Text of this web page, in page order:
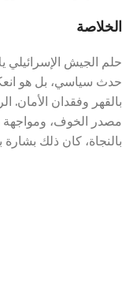
الخلاصة
حلم الجيش الإسرائيلي
حدث سياسي، بل هو
بالقهر وفقدان الأمان.
مصدر الخوف، ومواجهة
بالنجاة، كان ذلك